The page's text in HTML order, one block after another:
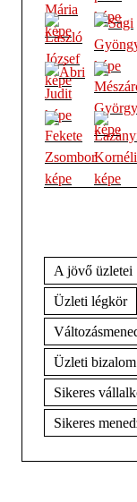
A jövő üzletei
Üzleti légkör
Üzleti bizalom
Sikeres
Sikeres